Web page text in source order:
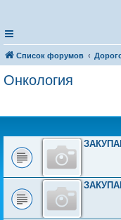
Список форумов
Онкология